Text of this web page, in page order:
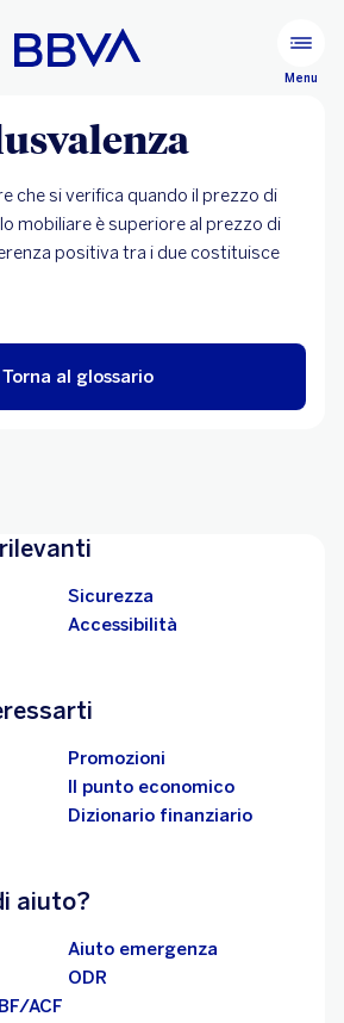
Configurare
Menu
che si verifica quando il prezzo di
mobiliare è superiore al prezzo di
positiva tra i due costituisce
Torna al glossario
Sicurezza
Accessibilità
Promozioni
Il punto economico
Dizionario finanziario
aiuto?
Aiuto emergenza
ACF
ODR